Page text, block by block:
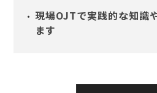
現場OJTで実践的な知識
ます